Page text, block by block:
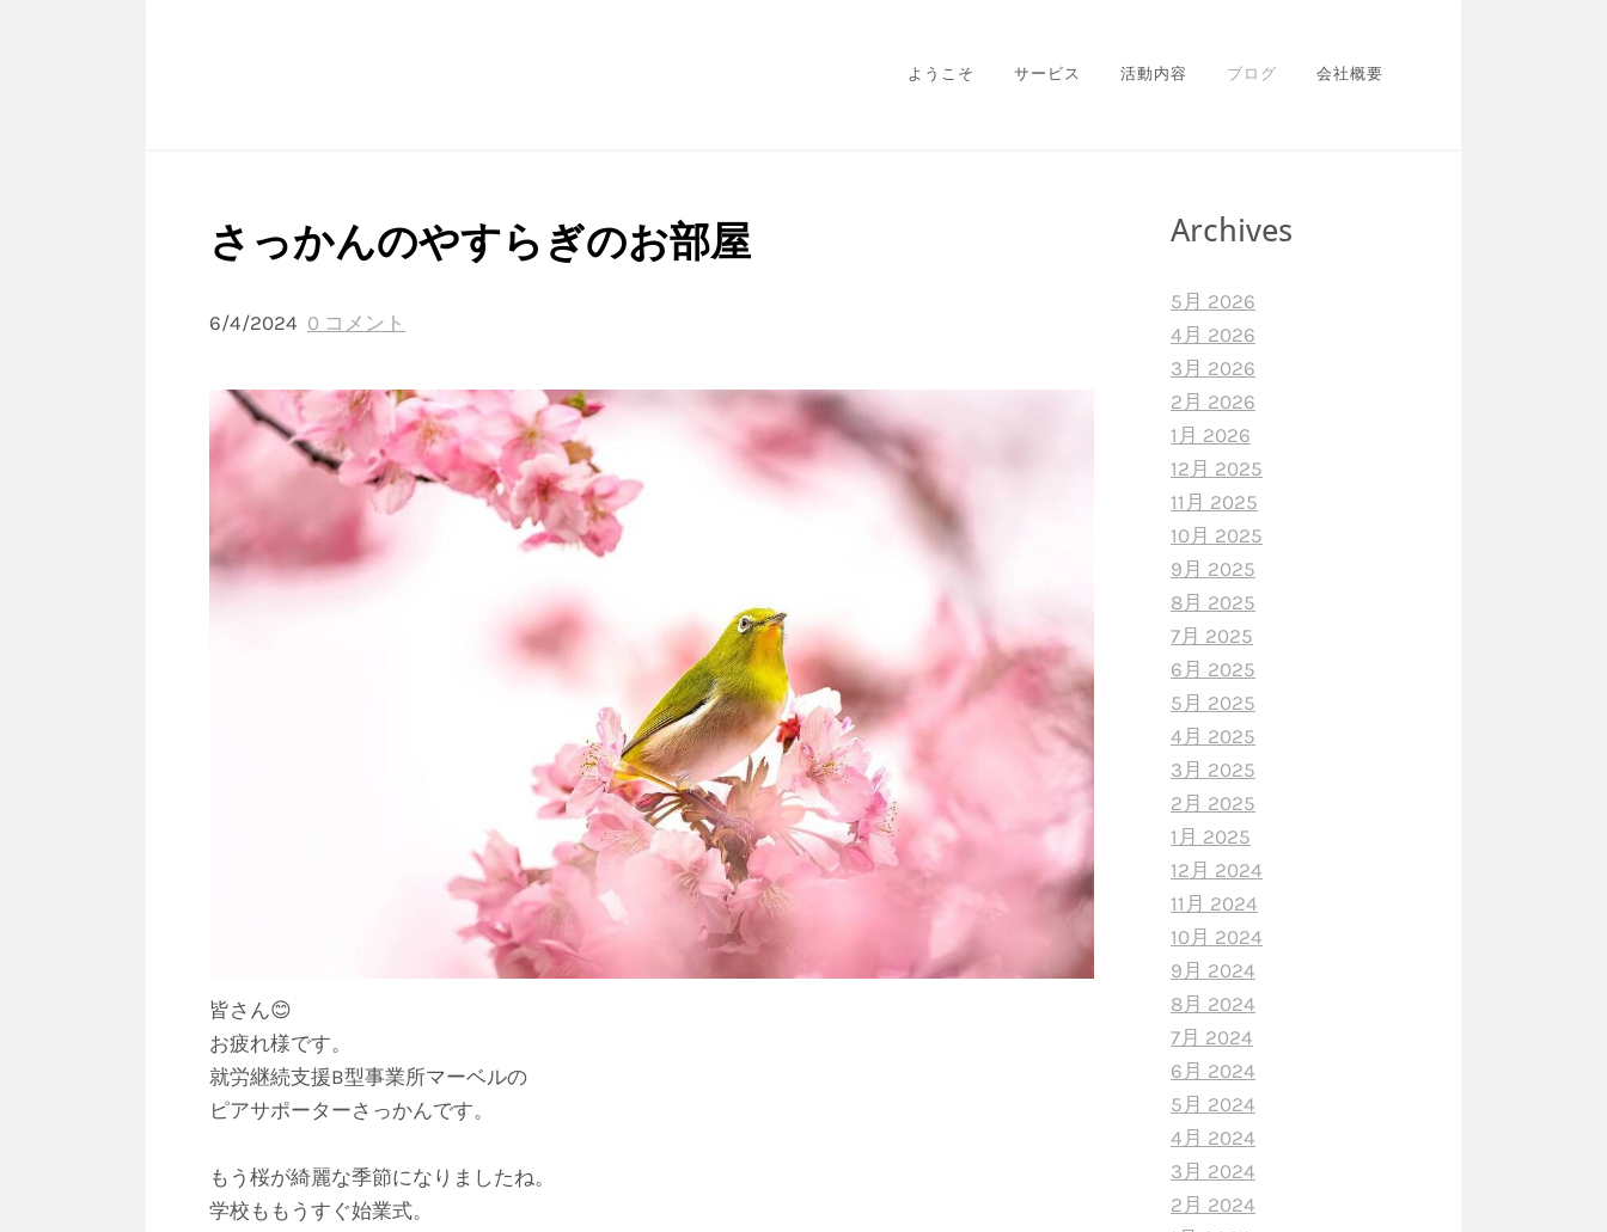
ようこそ サービス 活動内容 ブログ 会社概要
さっかんのやすらぎのお部屋
6/4/2024 0 コメント
皆さん😊
お疲れ様です。
就労継続支援B型事業所マーベルの
ピアサポーターさっかんです。
もう桜が綺麗な季節になりましたね。
学校ももうすぐ始業式。
Archives
5月 2026
4月 2026
3月 2026
2月 2026
1月 2026
12月 2025
11月 2025
10月 2025
9月 2025
8月 2025
7月 2025
6月 2025
5月 2025
4月 2025
3月 2025
2月 2025
1月 2025
12月 2024
11月 2024
10月 2024
9月 2024
8月 2024
7月 2024
6月 2024
5月 2024
4月 2024
3月 2024
2月 2024